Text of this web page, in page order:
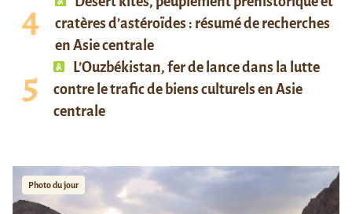
cratères d’astéroïdes : résumé de recherches
en Asie centrale
L’Ouzbékistan, fer de lance dans la lutte
contre le trafic de biens culturels en Asie
centrale
Photo du jour